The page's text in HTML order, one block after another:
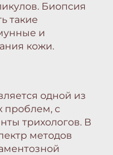
Биопсия
такие
и
кожи.
одной из
проблем, с
трихологов. В
методов